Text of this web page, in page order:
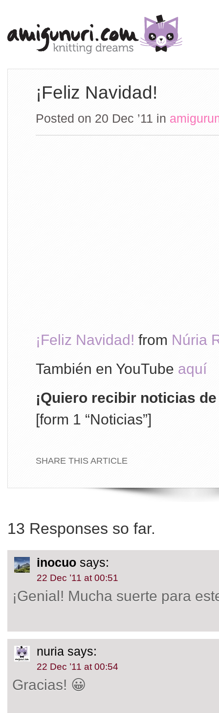
¡Feliz Navidad!
Posted on 20 Dec ’11 in
¡Feliz Navidad! from Núria
También en YouTube aquí
¡Quiero recibir noticias
[form 1 “Noticias”]
SHARE THIS ARTICLE
13 Responses so far.
inocuo says:
22 Dec ’11 at 00:51
¡Genial! Mucha suerte para
nuria says:
22 Dec ’11 at 00:54
Gracias! 😀